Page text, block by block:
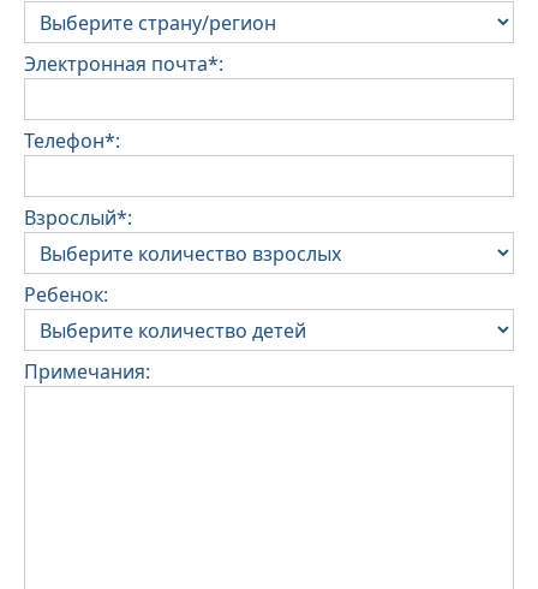
Электронная почта*:
Телефон*:
Взрослый*:
Ребенок:
Примечания: